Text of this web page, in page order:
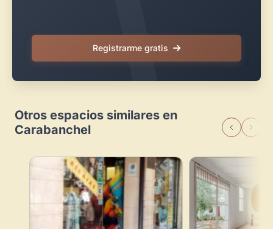
Registrarme gratis
Otros espacios similares en
Carabanchel